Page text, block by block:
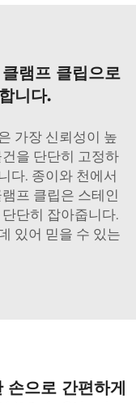
램프 클립으로
니다.
가장 신뢰성이 높
을 단단히 고정하
다. 종이와 천에서
프 클립은 스테인
단히 잡아줍니다.
있어 믿을 수 있는
손으로 간편하게